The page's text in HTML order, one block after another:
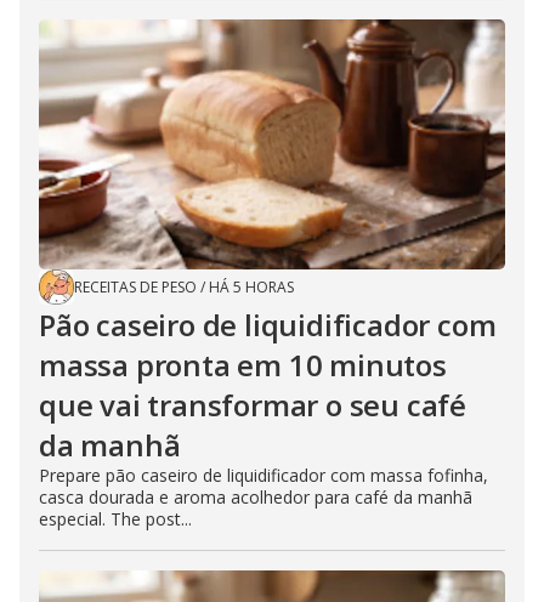
RECEITAS DE PESO / HÁ 5 HORAS
Pão caseiro de liquidificador com
massa pronta em 10 minutos
que vai transformar o seu café
da manhã
Prepare pão caseiro de liquidificador com massa fofinha,
casca dourada e aroma acolhedor para café da manhã
especial. The post...